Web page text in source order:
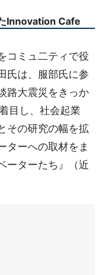
Innovation Cafe
コミュ二ティで役
氏は、服部氏に参
路大震災をきっか
目し、社会起業
その研究の幅を拡
ターへの取材をま
ーターたち』（近